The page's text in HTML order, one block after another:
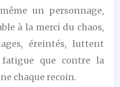
un personnage,
à la merci du chaos,
éreintés, luttent
que contre la
chaque recoin.